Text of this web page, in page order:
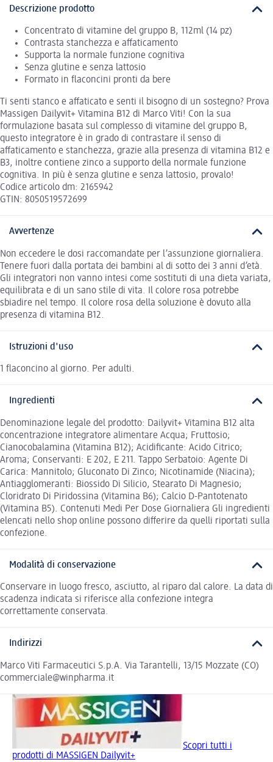
Descrizione prodotto
Concentrato di vitamine del gruppo B, 112ml (14 pz)
Contrasta stanchezza e affaticamento
Supporta la normale funzione cognitiva
Senza glutine e senza lattosio
Formato in flaconcini pronti da bere
Ti senti stanco e affaticato e senti il bisogno di un sostegno? Prova
Massigen Dailyvit+ Vitamina B12 di Marco Viti! Con la sua
formulazione basata sul complesso di vitamine del gruppo B,
questo integratore è in grado di contrastare il senso di
affaticamento e stanchezza, grazie alla presenza di vitamina B12 e
B3, inoltre contiene zinco a supporto della normale funzione
cognitiva. In più è senza glutine e senza lattosio, provalo!
Codice articolo dm: 2165942
GTIN: 8050519572699
Avvertenze
Non eccedere le dosi raccomandate per l’assunzione giornaliera.
Tenere fuori dalla portata dei bambini al di sotto dei 3 anni d’età.
Gli integratori non vanno intesi come sostituti di una dieta variata,
equilibrata e di un sano stile di vita. Il colore rosa potrebbe
sbiadire nel tempo. Il colore rosa della soluzione è dovuto alla
presenza di vitamina B12.
Istruzioni d'uso
1 flaconcino al giorno. Per adulti.
Ingredienti
Denominazione legale del prodotto: Dailyvit+ Vitamina B12 alta
concentrazione integratore alimentare Acqua; Fruttosio;
Cianocobalamina (Vitamina B12); Acidificante: Acido Citrico;
Aroma; Conservanti: E 202, E 211. Tappo Serbatoio: Agente Di
Carica: Mannitolo; Gluconato Di Zinco; Nicotinamide (Niacina);
Antiagglomeranti: Biossido Di Silicio, Stearato Di Magnesio;
Cloridrato Di Piridossina (Vitamina B6); Calcio D-Pantotenato
(Vitamina B5). Contenuti Medi Per Dose Giornaliera Gli ingredienti
elencati nello shop online possono differire da quelli riportati sulla
confezione.
Modalità di conservazione
Conservare in luogo fresco, asciutto, al riparo dal calore. La data di
scadenza indicata si riferisce alla confezione integra
correttamente conservata.
Indirizzi
Marco Viti Farmaceutici S.p.A. Via Tarantelli, 13/15 Mozzate (CO)
commerciale@winpharma.it
Scopri tutti i
prodotti di MASSIGEN Dailyvit+